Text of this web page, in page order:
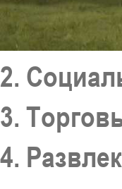
2.
3.
4.